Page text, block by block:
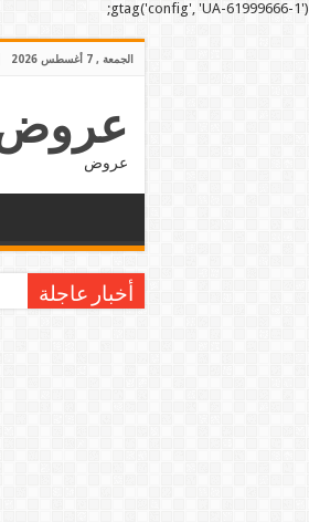
gtag('config', 'UA-61999666-1');
الجمعة , 7 أغسطس 2026
عروض
عروض
أخبار عاجلة